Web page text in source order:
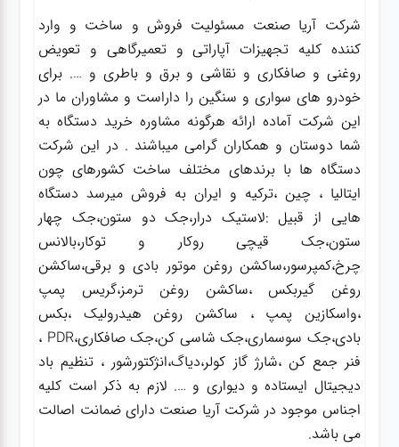
شرکت آریا صنعت مسئولیت فروش و ساخت و وارد
کننده کلیه تجهیزات آپاراتی و تعمیرگاهی و تعویض
روغنی و صافکاری و نقاشی و برق و باطری و …. برای
خودرو های سواری و سنگین را داراست و مشاوران ما در
این شرکت آماده ارائه هرگونه مشاوره خرید دستگاه به
شما دوستان و همکاران گرامی میباشند . در این شرکت
دستگاه ها با برندهای مختلف ساخت کشورهای چون
ایتالیا ، چین ،ترکیه و ایران به فروش میرسد دستگاه
هایی از قبیل :لاستیک درار،جک دو ستون،جک چهار
ستون،جک قیچی روکار و توکار،بالانس
چرخ،کمپرسور،ساکشن روغن موتور بادی و برقی،ساکشن
روغن گیربکس ،ساکشن روغن ترمز،گریس پمپ
،واسکازین پمپ ، ساکشن روغن هیدرولیک ،بکس
بادی،جک سوسماری،جک شاسی کن،جک صافکاری،PDR ،
فنر جمع کن ،شارژ گاز کولر،دیاگ،انژکتورشور ، تنظیم باد
دیجیتال ایستاده و دیواری و …. لازم به ذکر است کلیه
اجناس موجود در شرکت آریا صنعت دارای ضمانت اصالت
می باشد.